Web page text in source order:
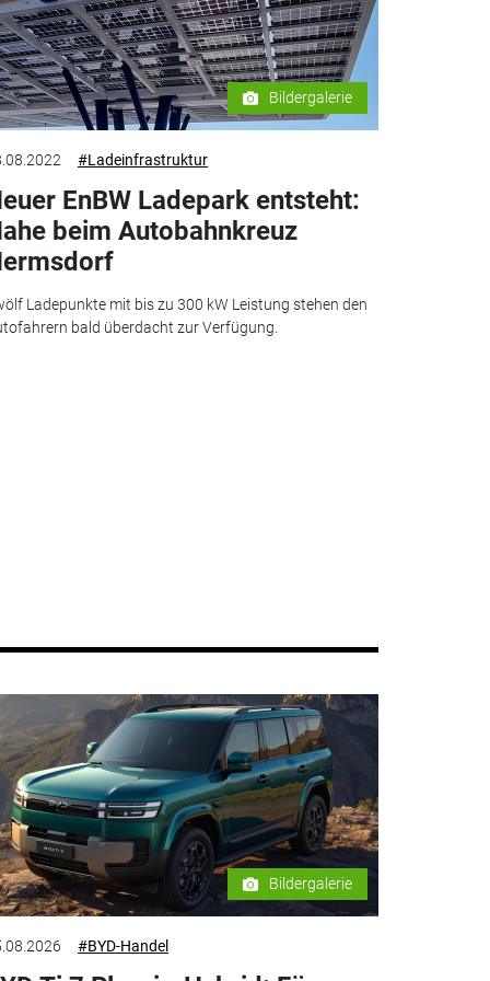
Bildergalerie
#Ladeinfrastruktur
EnBW Ladepark entsteht:
beim Autobahnkreuz
Ladepunkte mit bis zu 300 kW Leistung stehen den
bald überdacht zur Verfügung.
Bildergalerie
#BYD-Handel